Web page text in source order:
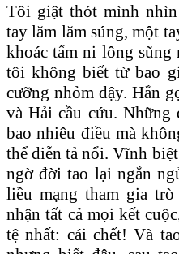
Tôi giật thót mình
tay lăm lăm súng, một
khoác tấm ni lông sũng
tôi không biết từ bao
cưỡng nhỏm dậy. Hắn
và Hải cầu cứu.
bao nhiêu điều mà
thể diễn tả nổi. Vĩnh
ngờ đời tao lại ngắn
liều mạng tham gia
nhận tất cả mọi kết
tệ nhất: cái chết! Và